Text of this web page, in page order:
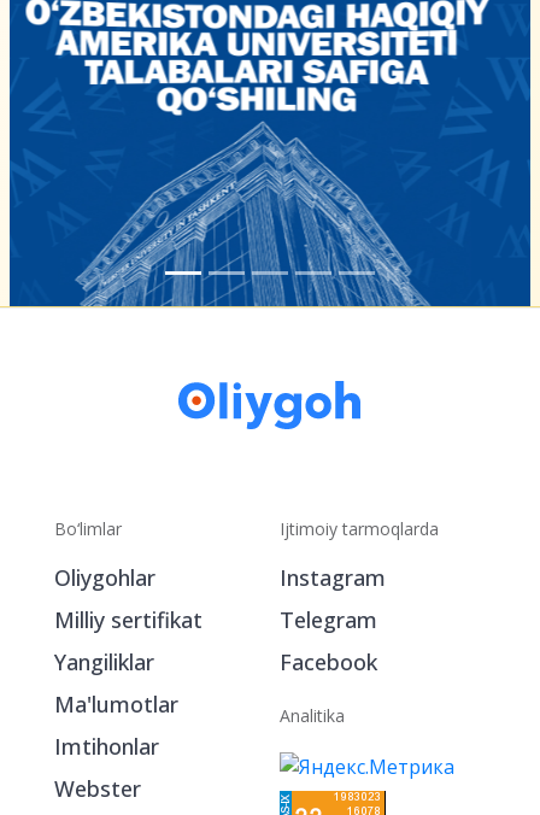
Bo‘limlar
Oliygohlar
Milliy sertifikat
Yangiliklar
Ma'lumotlar
Imtihonlar
Webster
Ijtimoiy tarmoqlarda
Instagram
Telegram
Facebook
Analitika